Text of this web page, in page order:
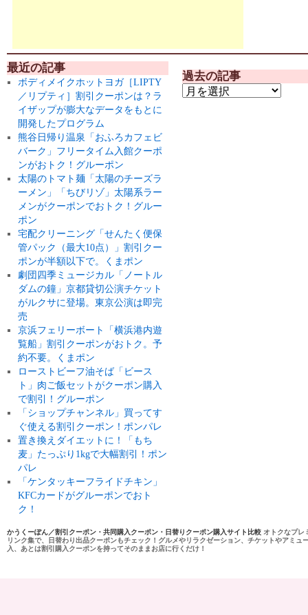
最近の記事
ボディメイクホットヨガ［LIPTY
／リプティ］割引クーポンは？ラ
イザップが膨大なデータをもとに
開発したプログラム
熊谷日帰り温泉「おふろカフェビ
バーク」フリータイム入館クーポ
ンがおトク！グルーポン
太陽のトマト麺「太陽のチーズラ
ーメン」「ちびリゾ」太陽系ラー
メンがクーポンでおトク！グルー
ポン
宅配クリーニング「せんたく便保
管パック（最大10点）」割引クー
ポンが半額以下で。くまポン
劇団四季ミュージカル「ノートル
ダムの鐘」京都貸切公演チケット
がルクサに登場。東京公演は即完
売
京浜フェリーボート「横浜港内遊
覧船」割引クーポンがおトク。予
約不要。くまポン
ローストビーフ油そば「ビース
ト」肉ご飯セットがクーポン購入
で割引！グルーポン
「ショップチャンネル」買ってす
ぐ使える割引クーポン！ポンパレ
置き換えダイエットに！「もち
麦」たっぷり1kgで大幅割引！ポン
パレ
「ケンタッキーフライドチキン」
KFCカードがグルーポンでおト
ク！
過去の記事
かうくーぽん／割引クーポン・共同購入クーポン・日替りクーポン購入サイト比較 オトクなプレ
リンク集で、日替わり出品クーポンもチェック！グルメやリラクゼーション、チケットやアミ
入、あとは割引購入クーポンを持ってそのままお店に行くだけ！